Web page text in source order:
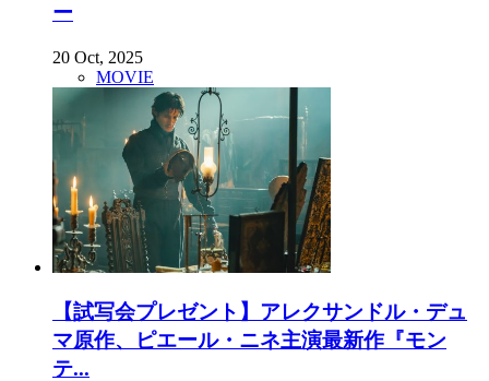
ー
20 Oct, 2025
MOVIE
【試写会プレゼント】アレクサンドル・デュ
マ原作、ピエール・ニネ主演最新作『モン
テ...